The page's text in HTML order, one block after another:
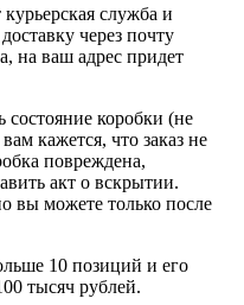
служба и
через почту
на ваш адрес придет
коробки (не
кажется, что заказ не
повреждена,
акт о вскрытии.
вы можете только после
10 позиций и его
тысяч рублей.